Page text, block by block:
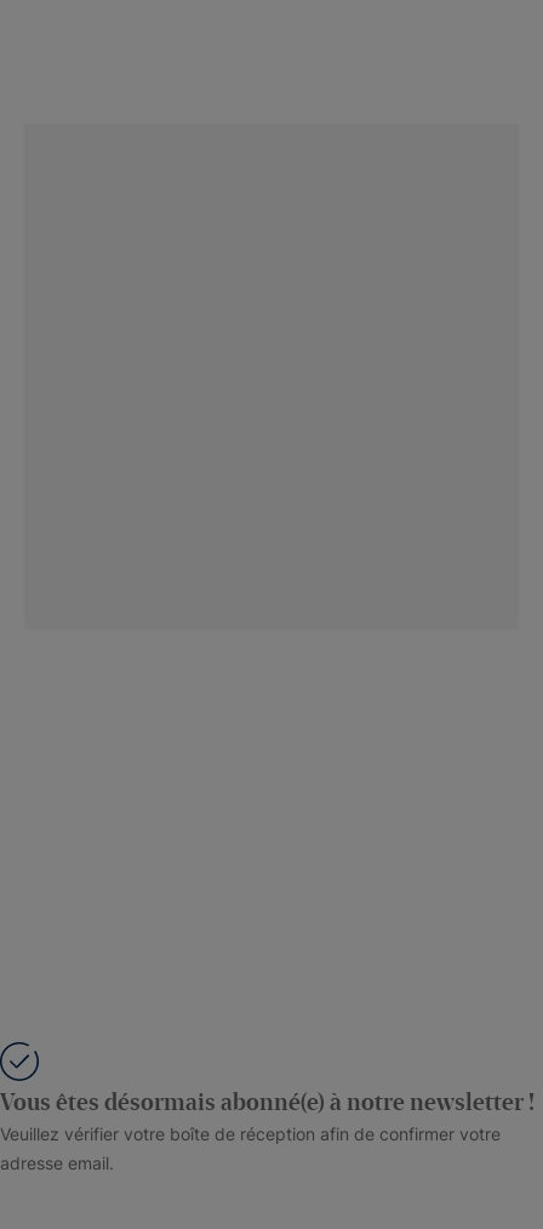
Vous êtes désormais abonné(e) à notre newsletter !
Veuillez vérifier votre boîte de réception afin de confirmer votre
adresse email.